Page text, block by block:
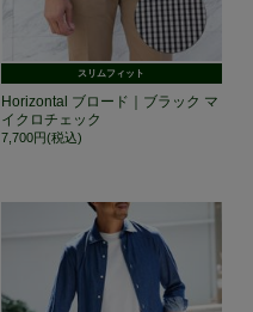
スリムフィット
Horizontal ブロード｜ブラック マ
イクロチェック
7,700円(税込)